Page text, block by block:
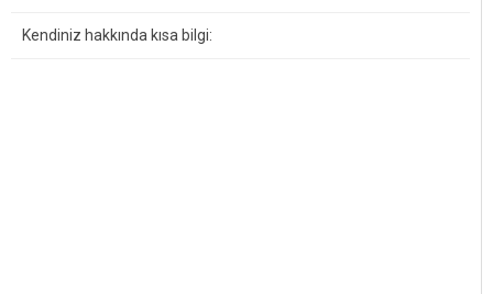
Kendiniz hakkında kısa bilgi: